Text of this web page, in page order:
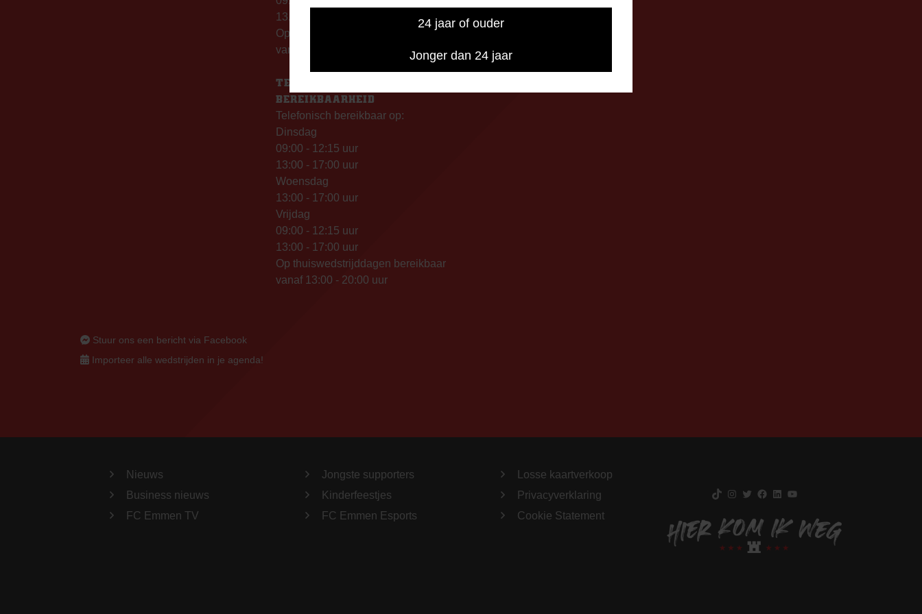
24 jaar of ouder
Jonger dan 24 jaar
13.00 – 17.00 uur
Op thuiswedstrijddagen geopend
vanaf 13.00 uur (i.p.v. 09.00 uur).
TELEFONISCHE
BEREIKBAARHEID
Telefonisch bereikbaar op:
Dinsdag
09:00 - 12:15 uur
13:00 - 17:00 uur
Woensdag
13:00 - 17:00 uur
Vrijdag
09:00 - 12:15 uur
13:00 - 17:00 uur
Op thuiswedstrijddagen bereikbaar
vanaf 13:00 - 20:00 uur
Stuur ons een bericht via Facebook
Importeer alle wedstrijden in je agenda!
Nieuws
Business nieuws
FC Emmen TV
Jongste supporters
Kinderfeestjes
FC Emmen Esports
Losse kaartverkoop
Privacyverklaring
Cookie Statement